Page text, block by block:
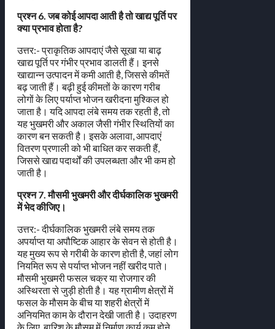
प्रश्न 6. जब कोई आपदा आती है तो खाद्य पूर्ति पर
क्या प्रभाव होता है?
उत्तर:- प्राकृतिक आपदाएं जैसे सूखा या बाढ़
खाद्य पूर्ति पर गंभीर प्रभाव डालती हैं। इनसे
खाद्यान्न उत्पादन में कमी आती है, जिससे कीमतें
बढ़ जाती हैं। बढ़ी हुई कीमतों के कारण गरीब
लोगों के लिए पर्याप्त भोजन खरीदना मुश्किल हो
जाता है। यदि आपदा लंबे समय तक रहती है, तो
यह भुखमरी और अकाल जैसी गंभीर स्थितियों का
कारण बन सकती है। इसके अलावा, आपदाएं
वितरण प्रणाली को भी बाधित कर सकती हैं,
जिससे खाद्य पदार्थों की उपलब्धता और भी कम हो
जाती है।
प्रश्न 7. मौसमी भुखमरी और दीर्घकालिक भुखमरी
में भेद कीजिए।
उत्तर:- दीर्घकालिक भुखमरी लंबे समय तक
अपर्याप्त या अपौष्टिक आहार के सेवन से होती है।
यह मुख्य रूप से गरीबी के कारण होती है, जहां लोग
नियमित रूप से पर्याप्त भोजन नहीं खरीद पाते।
मौसमी भुखमरी फसल चक्र या रोजगार की
अस्थिरता से जुड़ी होती है। यह ग्रामीण क्षेत्रों में
फसल के मौसम के बीच या शहरी क्षेत्रों में
अनियमित काम के दौरान देखी जाती है। उदाहरण